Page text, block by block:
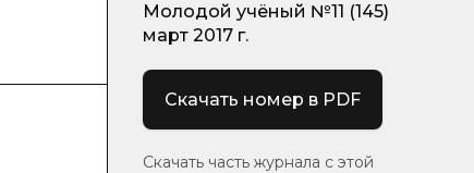
Молодой учёный №11 (145)
март 2017 г.
Скачать номер в PDF
Скачать часть журнала с этой